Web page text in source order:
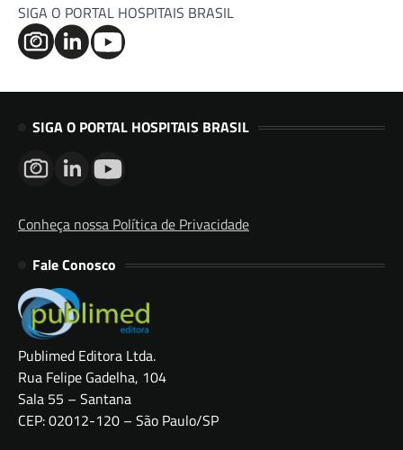
SIGA O PORTAL HOSPITAIS BRASIL
SIGA O PORTAL HOSPITAIS BRASIL
Conheça nossa Política de Privacidade
Fale Conosco
Publimed Editora Ltda.
Rua Felipe Gadelha, 104
Sala 55 – Santana
CEP: 02012-120 – São Paulo/SP